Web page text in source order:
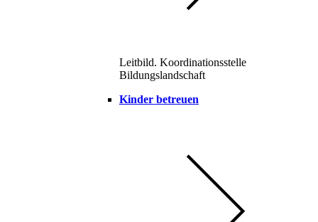
Leitbild. Koordinationsstelle
Bildungslandschaft
Kinder betreuen